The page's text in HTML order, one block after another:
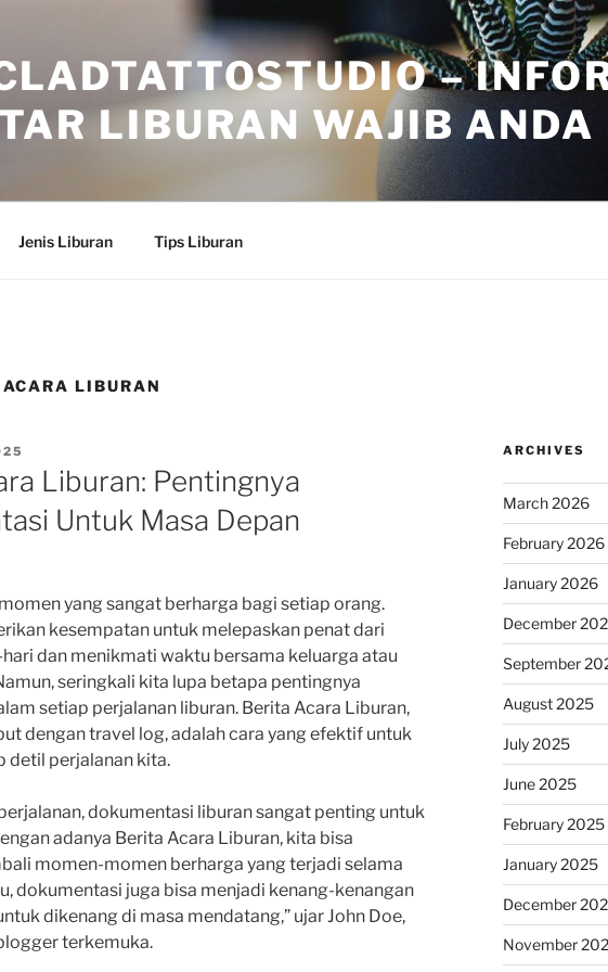
–
LIBURAN WAJIB ANDA
Jenis Liburan Tips Liburan
LIBURAN
Liburan: Pentingnya
Untuk Masa Depan
yang sangat berharga bagi setiap orang.
kesempatan untuk melepaskan penat dari
dan menikmati waktu bersama keluarga atau
seringkali kita lupa betapa pentingnya
setiap perjalanan liburan. Berita Acara Liburan,
dengan travel log, adalah cara yang efektif untuk
detil perjalanan kita.
dokumentasi liburan sangat penting untuk
adanya Berita Acara Liburan, kita bisa
momen-momen berharga yang terjadi selama
dokumentasi juga bisa menjadi kenang-kenangan
dikenang di masa mendatang,” ujar John Doe,
terkemuka.
ARCHIVES
March 2026
February 2026
January 2026
December
September
August 2025
July 2025
June 2025
February 2025
January 2025
December
November